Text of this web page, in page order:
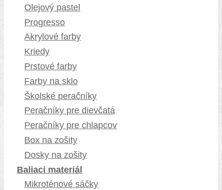
Olejový pastel
Progresso
Akrylové farby
Kriedy
Prstové farby
Farby na sklo
Školské peračníky
Peračníky pre dievčatá
Peračníky pre chlapcov
Box na zošity
Dosky na zošity
Baliaci materiál
Mikroténové sáčky